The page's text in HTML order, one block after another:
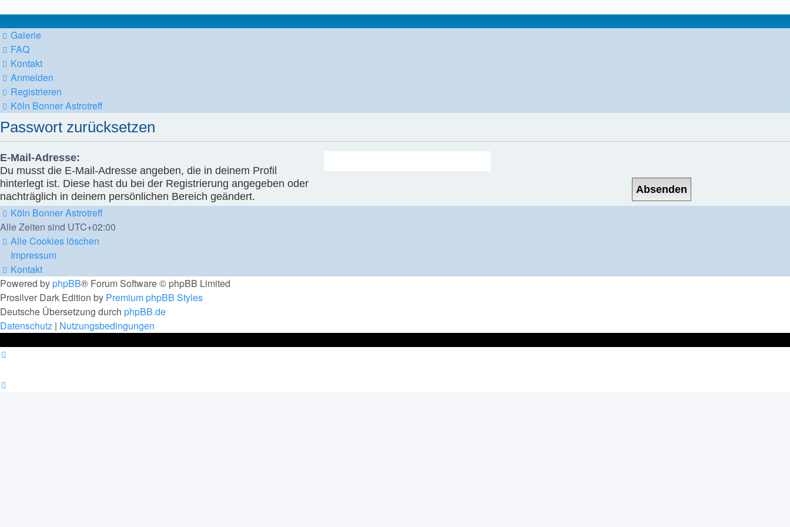
Galerie
FAQ
Kontakt
Anmelden
Registrieren
Köln Bonner Astrotreff
Passwort zurücksetzen
E-Mail-Adresse:
Du musst die E-Mail-Adresse angeben, die in deinem Profil
hinterlegt ist. Diese hast du bei der Registrierung angegeben oder
nachträglich in deinem persönlichen Bereich geändert.
Köln Bonner Astrotreff
Alle Zeiten sind UTC+02:00
Alle Cookies löschen
Impressum
Kontakt
Powered byphpBB® Forum Software © phpBB Limited
Prosilver Dark Edition by Premium phpBB Styles
Deutsche Übersetzung durch phpBB.de
Datenschutz | Nutzungsbedingungen